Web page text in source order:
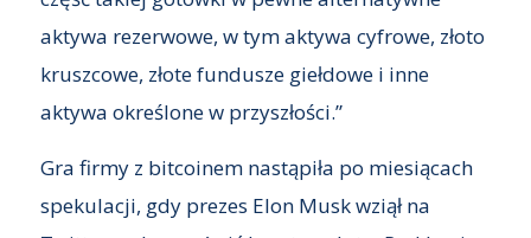
aktywa rezerwowe, w tym aktywa cyfrowe, złoto
kruszcowe, złote fundusze giełdowe i inne
aktywa określone w przyszłości.”
Gra firmy z bitcoinem nastąpiła po miesiącach
spekulacji, gdy prezes Elon Musk wziął na